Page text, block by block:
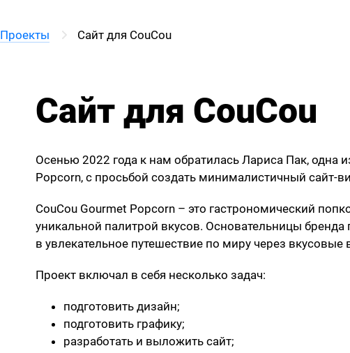
Проекты Сайт для CouCou
Наши ученики
Сайт для CouCou
Осенью 2022 года к нам обратилась Лариса Пак, одна
Popcorn, с просьбой создать минималистичный сайт-
CouCou Gourmet Popcorn – это гастрономический
уникальной палитрой вкусов. Основательницы
в увлекательное путешествие по миру через вкусовые
Проект включал в себя несколько задач:
подготовить дизайн;
подготовить графику;
разработать и выложить сайт;